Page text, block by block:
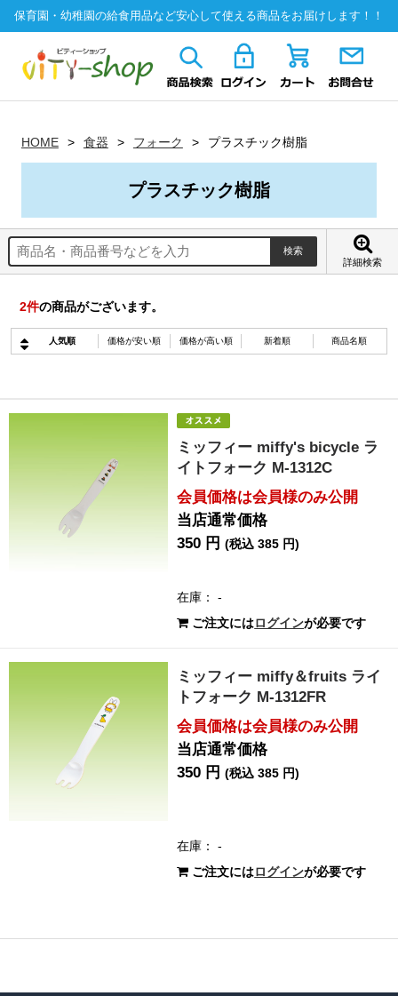
保育園・幼稚園の給食用品など安心して使える商品をお届けします！！
HOME 食器 フォーク プラスチック樹脂
プラスチック樹脂
詳細検索
2件の商品がございます。
人気順 価格が安い順 価格が高い順 新着順 商品名順
ミッフィー miffy's bicycle ラ
イトフォーク M-1312C
会員価格は会員様のみ公開
当店通常価格
350 円(税込 385 円)
在庫： -
ご注文にはログインが必要です
ミッフィー miffy＆fruits ライ
トフォーク M-1312FR
会員価格は会員様のみ公開
当店通常価格
350 円(税込 385 円)
在庫： -
ご注文にはログインが必要です